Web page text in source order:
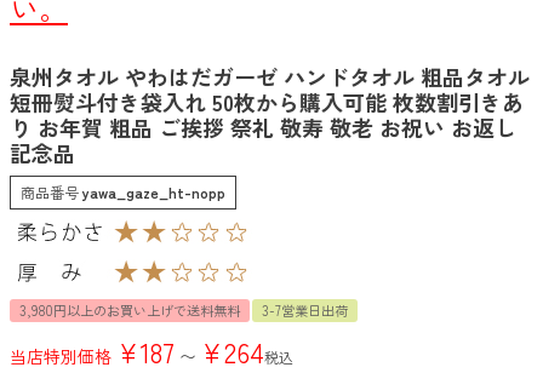
泉州タオル やわはだガーゼ ハンドタオル 粗品タオル
短冊熨斗付き袋入れ 50枚から購入可能 枚数割引きあ
り お年賀 粗品 ご挨拶 祭礼 敬寿 敬老 お祝い お返し
記念品
商品番号yawa_gaze_ht-nopp
3,980円以上のお買い上げで送料無料 3-7営業日出荷
当店特別価格 ¥187 〜 ¥264税込